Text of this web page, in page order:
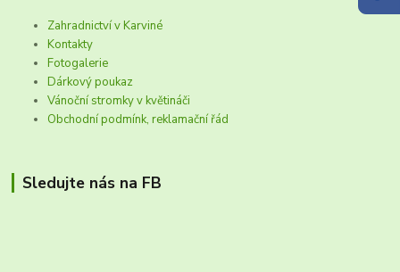
Zahradnictví v Karviné
Kontakty
Fotogalerie
Dárkový poukaz
Vánoční stromky v květináči
Obchodní podmínk, reklamační řád
Sledujte nás na FB